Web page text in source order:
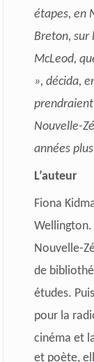
étapes, en
Breton, sur
McLeod,
», décida,
Nouvelle-
années
L’auteur
Fiona
Wellington.
Nouvelle-
de
études.
pour la
cinéma et
et poète,